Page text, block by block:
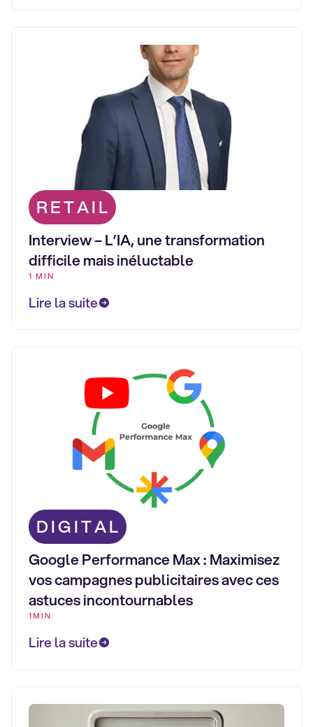
RETAIL
Interview – L’IA, une transformation
difficile mais inéluctable
1 MIN
Lire la suite
DIGITAL
Google Performance Max : Maximisez
vos campagnes publicitaires avec ces
astuces incontournables
1MIN
Lire la suite